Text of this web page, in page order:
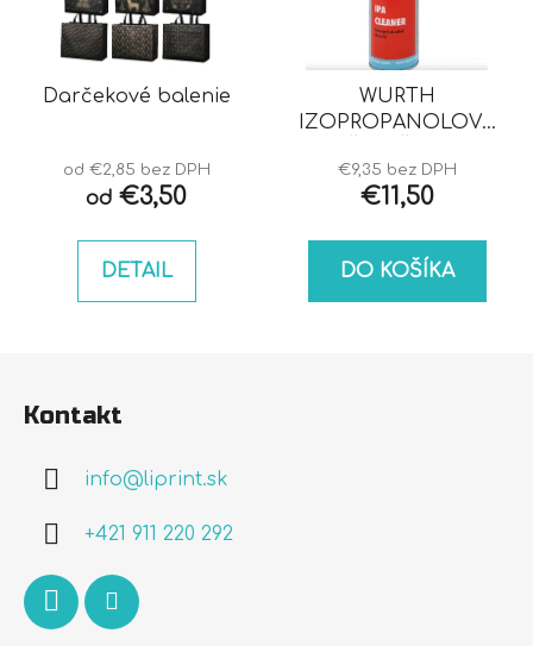
Darčekové balenie
od €2,85 bez DPH
od €3,50
DETAIL
WURTH
IZOPROPANOLOVÝ
€9,35 bez DPH
€11,50
DO KOŠÍKA
Kontakt
info@liprint.sk
+421 911 220 292